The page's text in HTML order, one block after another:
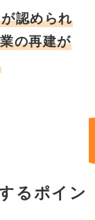
認められ
の再建が
るポイン